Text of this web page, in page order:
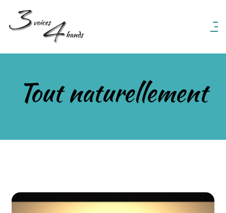
3 Voices 4 Hands
Tout naturellement